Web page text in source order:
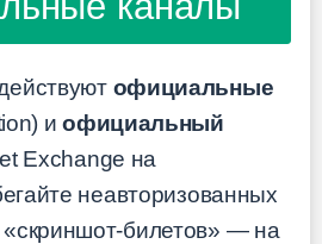
официальные
иофициальный
Exchange на
неавторизованных
билетов» — на